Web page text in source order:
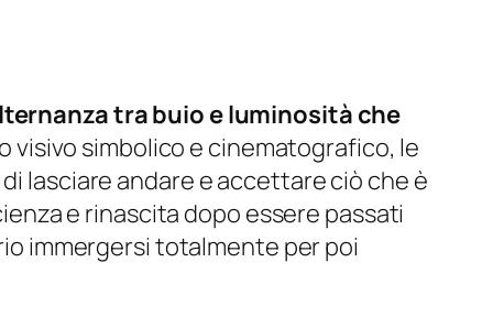
tra buio e luminosità che
visivo simbolico e cinematografico, le
lasciare andare e accettare ciò che è
e rinascita dopo essere passati
immergersi totalmente per poi